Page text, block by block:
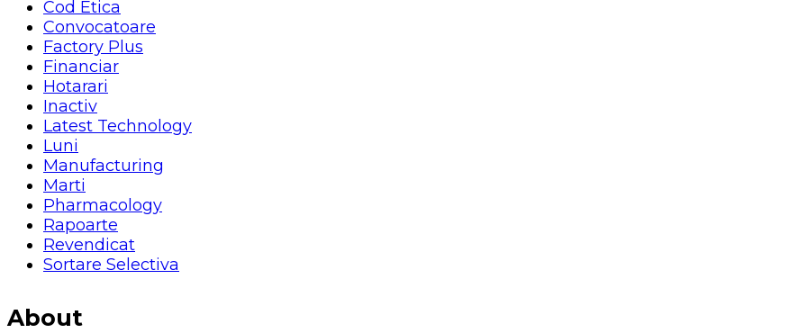
Cod Etica
Convocatoare
Factory Plus
Financiar
Hotarari
Inactiv
Latest Technology
Luni
Manufacturing
Marti
Pharmacology
Rapoarte
Revendicat
Sortare Selectiva
About